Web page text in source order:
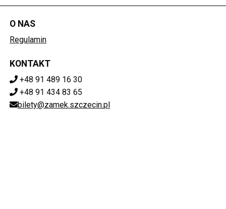
O NAS
Regulamin
KONTAKT
+48 91 489 16 30
+48 91 434 83 65
bilety@zamek.szczecin.pl